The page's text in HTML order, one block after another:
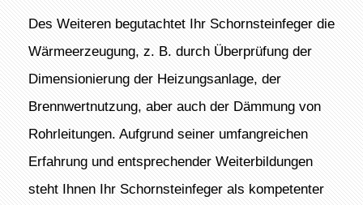
Des Weiteren begutachtet Ihr Schornsteinfeger die
Wärmeerzeugung, z. B. durch Überprüfung der
Dimensionierung der Heizungsanlage, der
Brennwertnutzung, aber auch der Dämmung von
Rohrleitungen. Aufgrund seiner umfangreichen
Erfahrung und entsprechender Weiterbildungen
steht Ihnen Ihr Schornsteinfeger als kompetenter